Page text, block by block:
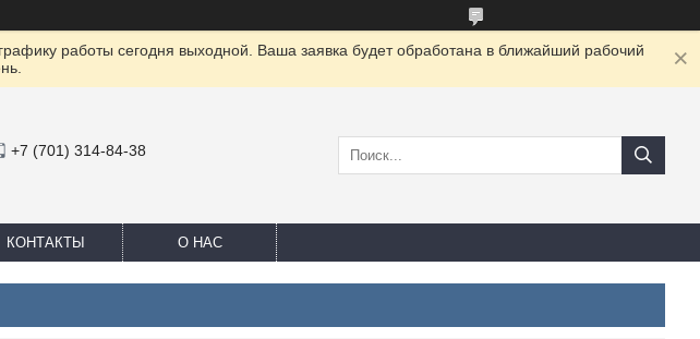
работы сегодня выходной. Ваша заявка будет обработана в ближайший рабочий
+7 (701) 314-84-38
КОНТАКТЫ О НАС